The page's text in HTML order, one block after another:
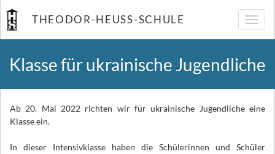
THEODOR-HEUSS-SCHULE
Klasse für ukrainische Jugendliche
Ab 20. Mai 2022 richten wir für ukrainische Jugendliche eine
Klasse ein.
In dieser Intensivklasse haben die Schülerinnen und Schüler